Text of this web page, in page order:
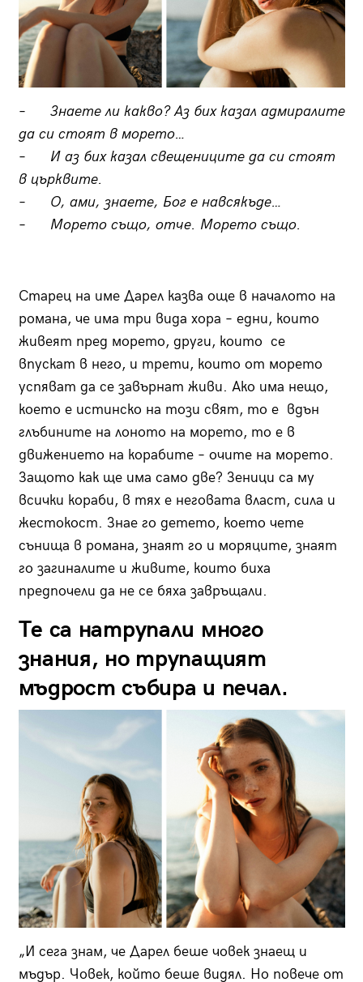
– Знаете ли какво? Аз бих казал адмиралите
да си стоят в морето…
– И аз бих казал свещениците да си стоят
в църквите.
– О, ами, знаете, Бог е навсякъде…
– Морето също, отче. Морето също.
Старец на име Дарел казва още в началото на
романа, че има три вида хора – едни, които
живеят пред морето, други, които се
впускат в него, и трети, които от морето
успяват да се завърнат живи. Ако има нещо,
което е истинско на този свят, то е вдън
глъбините на лоното на морето, то е в
движението на корабите – очите на морето.
Защото как ще има само две? Зеници са му
всички кораби, в тях е неговата власт, сила и
жестокост. Знае го детето, което чете
сънища в романа, знаят го и моряците, знаят
го загиналите и живите, които биха
предпочели да не се бяха завръщали.
Те са натрупали много
знания, но трупащият
мъдрост събира и печал.
„И сега знам, че Дарел беше човек знаещ и
мъдър. Човек, който беше видял. Но повече от